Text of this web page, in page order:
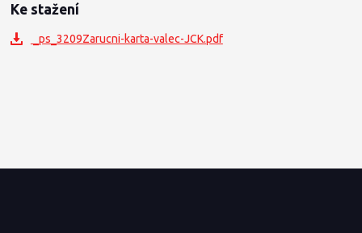
Ke stažení
_ps_3209Zarucni-karta-valec-JCK.pdf